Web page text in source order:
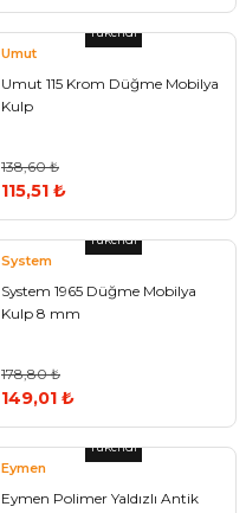
Tükendi
Umut
Umut 115 Krom Düğme Mobilya
Kulp
138,60 ₺
115,51 ₺
Tükendi
System
System 1965 Düğme Mobilya
Kulp 8 mm
178,80 ₺
149,01 ₺
Tükendi
Eymen
Eymen Polimer Yaldızlı Antik